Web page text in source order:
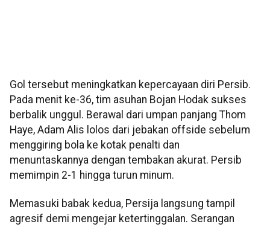
Gol tersebut meningkatkan kepercayaan diri Persib.
Pada menit ke-36, tim asuhan Bojan Hodak sukses
berbalik unggul. Berawal dari umpan panjang Thom
Haye, Adam Alis lolos dari jebakan offside sebelum
menggiring bola ke kotak penalti dan
menuntaskannya dengan tembakan akurat. Persib
memimpin 2-1 hingga turun minum.
Memasuki babak kedua, Persija langsung tampil
agresif demi mengejar ketertinggalan. Serangan